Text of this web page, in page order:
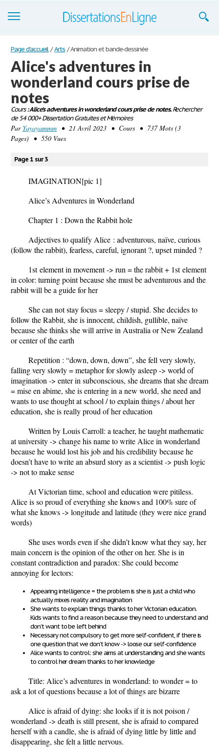
Dissertations
S'inscrire
Se connecter
Contactez-nous
Page d'accueil / Arts /Animation et bande-dessinée
Alice's adventures in
wonderland cours prise de
notes
Cours: Alice's adventures in wonderland cours prise de notes.Rechercher
de 54 000+ Dissertation Gratuites et Mémoires
Par Yayayammm • 21 Avril 2023 • Cours • 737 Mots (3
Pages) • 550 Vues
Page 1 sur 3
IMAGINATION[pic 1]
Alice’s Adventures in Wonderland
Chapter 1 : Down the Rabbit hole
Adjectives to qualify Alice : adventurous, naïve, curious
(follow the rabbit), fearless, careful, ignorant ?, upset minded ?
1stelement in movement -> run = the rabbit + 1stelement
in color: turning point because she must be adventurous and the
rabbit will be a guide for her
She can not stay focus = sleepy / stupid. She decides to
follow the Rabbit, she is innocent, childish, gullible, naïve
because she thinks she will arrive in Australia or New Zealand
or center of the earth
Repetition : “down, down, down”, she fell very slowly,
falling very slowly = metaphor for slowly asleep -> world of
imagination -> enter in subconscious, she dreams that she dream
= mise en abime, she is entering in a new world, she need and
wants to use thought at school / to explain things / about her
education, she is really proud of her education
Written by Louis Carroll: a teacher, he taught mathematic
at university -> change his name to write Alice in wonderland
because he would lost his job and his credibility because he
doesn’t have to write an absurd story as a scientist -> push logic
-> not to make sense
At Victorian time, school and education were pitiless.
Alice is so proud of everything she knows and 100% sure of
what she knows -> longitude and latitude (they were nice grand
words)
She uses words even if she didn’t know what they say, her
main concern is the opinion of the other on her. She is in
constant contradiction and paradox: She could become
annoying for lectors:
Appearing intelligence = the problem is she is just a child who
actually mixes reality and imagination
She wants to explain things thanks to her Victorian education.
Kids wants to find a reason because they need to understand and
don’t want to be left behind
Necessary not compulsory to get more self-confident, if there is
one question that we don’t know -> loose our self-confidence
Alice wants to control: she aims at understanding and she wants
to control her dream thanks to her knowledge
Title: Alice’s adventures in wonderland: to wonder = to
ask a lot of questions because a lot of things are bizarre
Alice is afraid of dying: she looks if it is not poison /
wonderland -> death is still present, she is afraid to compared
herself with a candle, she is afraid of dying little by little and
disappearing, she felt a little nervous.